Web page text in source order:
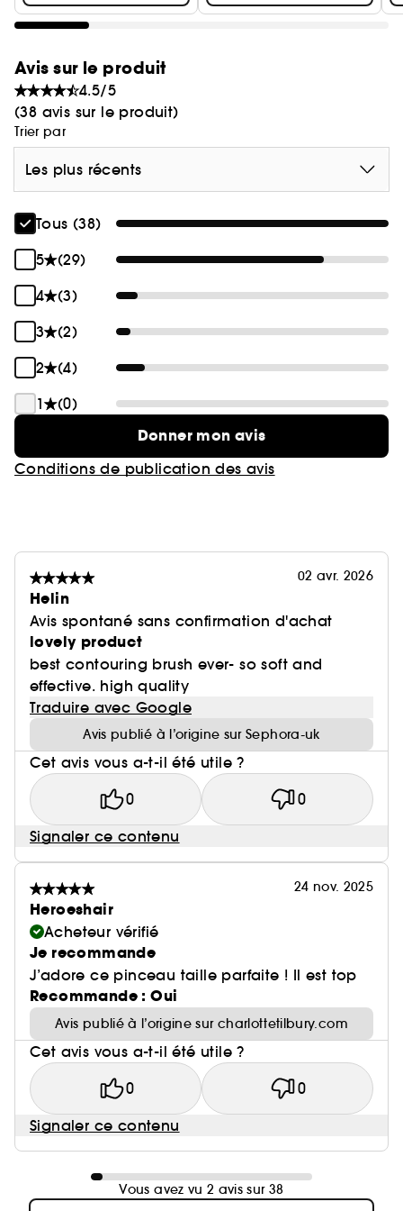
Avis sur le produit
4.5/5
(38 avis sur le produit)
Trier par
Les plus récents
Tous (38)
5
(29)
4
(3)
3
(2)
2
(4)
1
(0)
Donner mon avis
Conditions de publication des avis
02 avr. 2026
Helin
Avis spontané sans confirmation d'achat
lovely product
best contouring brush ever- so soft and
effective. high quality
Traduire avec Google
Avis publié à l’origine sur Sephora-uk
Cet avis vous a-t-il été utile ?
0 0
Signaler ce contenu
24 nov. 2025
Heroeshair
Acheteur vérifié
Je recommande
J’adore ce pinceau taille parfaite ! Il est top
Recommande : Oui
Avis publié à l’origine sur charlottetilbury.com
Cet avis vous a-t-il été utile ?
0 0
Signaler ce contenu
Vous avez vu 2 avis sur 38